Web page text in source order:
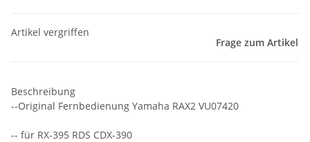
Artikel vergriffen
Frage zum Artikel
Beschreibung
--Original Fernbedienung Yamaha RAX2 VU07420
-- für RX-395 RDS CDX-390